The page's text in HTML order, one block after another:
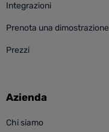
Integrazioni
Prenota una dimostrazione
Prezzi
Azienda
Chi siamo